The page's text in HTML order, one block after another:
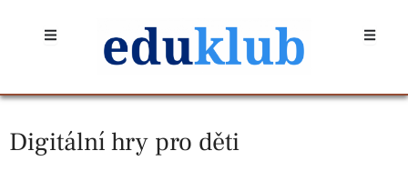
Open Open
Digitální hry pro děti